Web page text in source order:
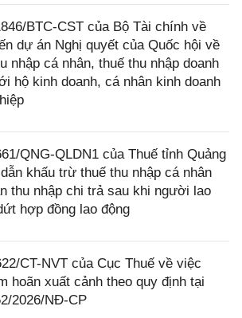
BTC-CST của Bộ Tài chính về
dự án Nghị quyết của Quốc hội về
nhập cá nhân, thuế thu nhập doanh
hộ kinh doanh, cá nhân kinh doanh
QNG-QLDN1 của Thuế tỉnh Quảng
khấu trừ thuế thu nhập cá nhân
thu nhập chi trả sau khi người lao
hợp đồng lao động
CT-NVT của Cục Thuế về việc
hoãn xuất cảnh theo quy định tại
2026/NĐ-CP